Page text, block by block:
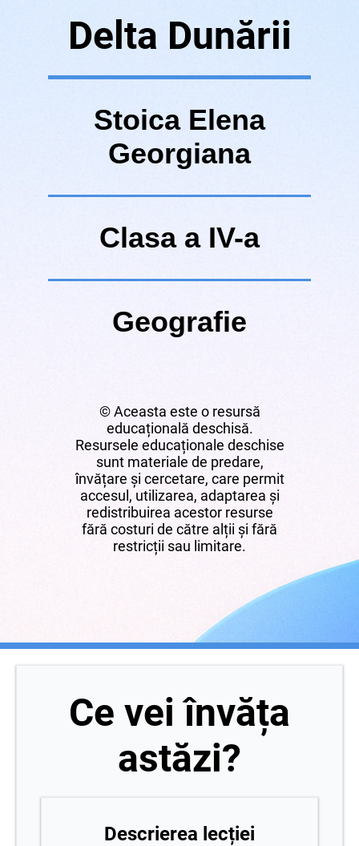
Delta Dunării
Stoica Elena
Georgiana
Clasa a IV-a
Geografie
© Aceasta este o resursă
educațională deschisă.
Resursele educaționale deschise
sunt materiale de predare,
învățare și cercetare, care permit
accesul, utilizarea, adaptarea și
redistribuirea acestor resurse
fără costuri de către alții și fără
restricții sau limitare.
Ce vei învăța
astăzi?
Descrierea lecției